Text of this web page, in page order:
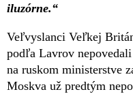
iluzórne.“
Veľvyslanci Veľkej
podľa Lavrov
na ruskom ministerstve
Moskva už predtým